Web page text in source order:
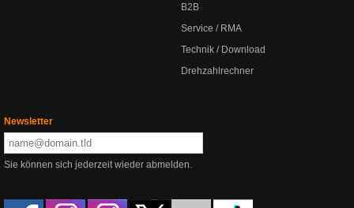
B2B
Service / RMA
Technik / Download
Drehzahlrechner
Newsletter
Sie können sich jederzeit wieder abmelden.